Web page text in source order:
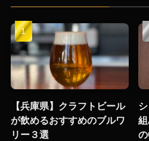
【兵庫県】クラフトビール
が飲めるおすすめのブルワ
リー３選